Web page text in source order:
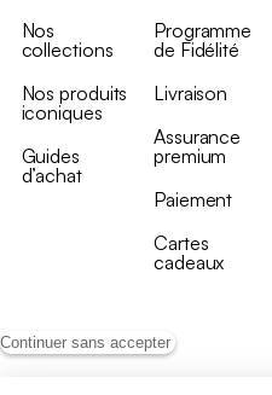
Continuer sans accepter
Nos
collections
Nos produits
iconiques
Guides
d’achat
Programme
de Fidélité
Livraison
Assurance
premium
Paiement
Cartes
cadeaux